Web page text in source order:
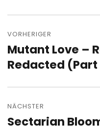
VORHERIGER
Vorheriger
Beitrag:
Mutant Love –
Redacted (Part
NÄCHSTER
Nächster
Sectarian